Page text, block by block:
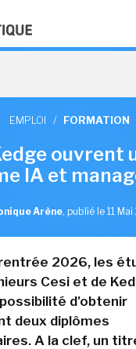
EMPLOI / FORMATION
ouvrent
IA et
Arène, publié le 11
2026, les
Cesi et de
d'obtenir
deux diplômes
A la clef, un